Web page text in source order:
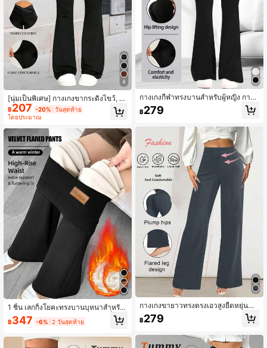
4
[นุ่มเป็นพิเศษ] กางเกงขากระดิ่งไขว้, ก
างเกงโยคะและกางเกงทำงานเอวสูงแบ
บมินิมอล, กางเกงเลกกิ้งกีฬาเซ็กซี่ลำลอ
สำหรับสุภาพสตรี, ผ้าถัก, ยืดหยุ่นและใส่
สบาย, เหมาะสำหรับใส่ในชีวิตประจำวั
นและออกกำลังกาย สีดำ ฤดูใบไม้ผลิ
฿207 -20% วันสุดท้าย
โดยประมาณ
1 ชิ้น เลกกิ้งโยคะทรงบานบุหนาสำหรับ
ผู้หญิง, กางเกงรัดรูปเอวสูงสำหรับปั่นจัก
รยานกลางแจ้ง, กางเกงออกกำลังกายท
฿347 -6% 2 วันสุดท้าย
กางเกงกีฬาทรงบานสำหรับผู้หญิง กางเ
กงโยคะลายไขว้แบบเรโทร เอวสูง ขาก
ว้าง กางเกงเลกกิ้งวิ่ง ทรงหลวมอเนกปร
฿279
กางเกงขายาวทรงตรงเอวสูงยืดหยุ่นสำ
หรับผู้หญิง สีดำ - กางเกงโยคะกีฬาแบบ
ลำลอง, ทรงสบาย, ขอบเอวยางยืด, กาง
ทุกฤดู, ผ้าทนทานสำหรับฤดูใบไม้ผลิ
฿279